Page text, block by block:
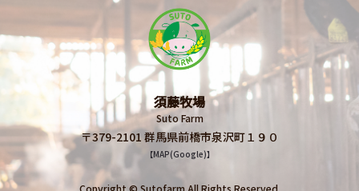
須藤牧場
Suto Farm
〒379-2101 群馬県前橋市泉沢町１９０
【MAP(Google)】
Copyright © Sutofarm All Rights Reserved.